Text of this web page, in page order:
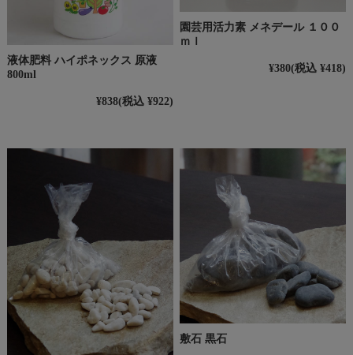
液体肥料 ハイポネックス 原液
800ml
¥838(税込 ¥922)
園芸用活力素 メネデール １００
ｍｌ
¥380(税込 ¥418)
敷石 黒石